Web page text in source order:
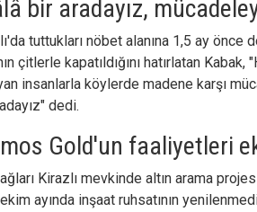
bir aradayız,
tuttukları nöbet alanına 1,5 ay
çitlerle kapatıldığını hatırlatan
insanlarla köylerde madene karşı
dedi.
Gold'un faaliyetleri
Kirazlı mevkinde altın arama
ayında inşaat ruhsatının